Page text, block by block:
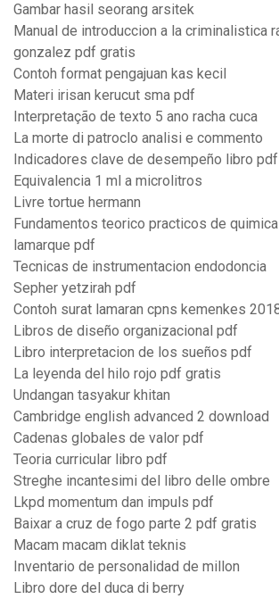
Gambar hasil seorang arsitek
Manual de introduccion a la criminalistica
gonzalez pdf gratis
Contoh format pengajuan kas kecil
Materi irisan kerucut sma pdf
Interpretação de texto 5 ano racha cuca
La morte di patroclo analisi e commento
Indicadores clave de desempeño libro pdf
Equivalencia 1 ml a microlitros
Livre tortue hermann
Fundamentos teorico practicos de
lamarque pdf
Tecnicas de instrumentacion endodoncia
Sepher yetzirah pdf
Contoh surat lamaran cpns kemenkes
Libros de diseño organizacional pdf
Libro interpretacion de los sueños pdf
La leyenda del hilo rojo pdf gratis
Undangan tasyakur khitan
Cambridge english advanced 2 download
Cadenas globales de valor pdf
Teoria curricular libro pdf
Streghe incantesimi del libro delle ombre
Lkpd momentum dan impuls pdf
Baixar a cruz de fogo parte 2 pdf gratis
Macam macam diklat teknis
Inventario de personalidad de millon
Libro dore del duca di berry